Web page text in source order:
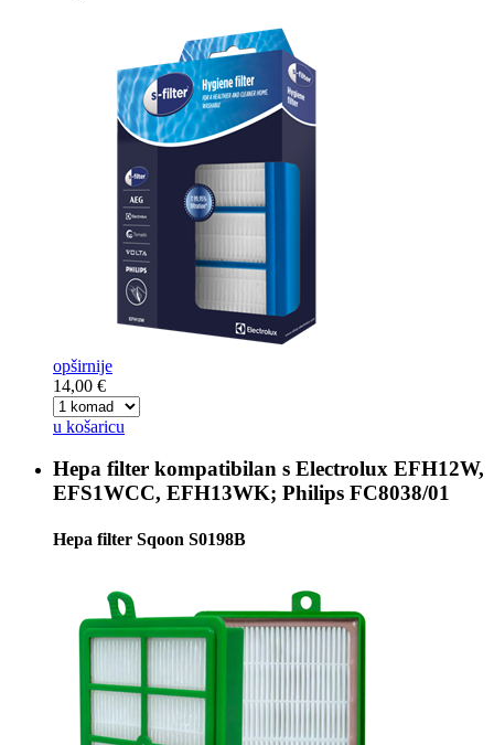
opširnije
14,00 €
u košaricu
Hepa filter kompatibilan s Electrolux EFH12W,
EFS1WCC, EFH13WK; Philips FC8038/01
Hepa filter Sqoon S0198B